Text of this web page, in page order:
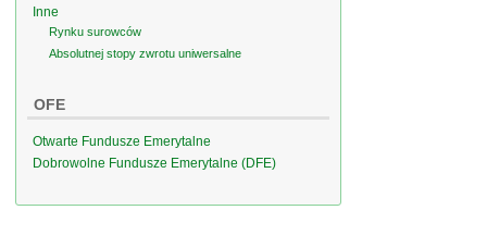
Inne
Rynku surowców
Absolutnej stopy zwrotu uniwersalne
OFE
Otwarte Fundusze Emerytalne
Dobrowolne Fundusze Emerytalne (DFE)